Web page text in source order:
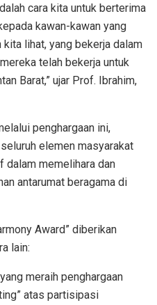
cara kita untuk berterima
kawan-kawan yang
lihat, yang bekerja dalam
telah bekerja untuk
Barat,” ujar Prof. Ibrahim,
penghargaan ini,
elemen masyarakat
memelihara dan
antarumat beragama di
Award” diberikan
lain:
meraih penghargaan
atas partisipasi